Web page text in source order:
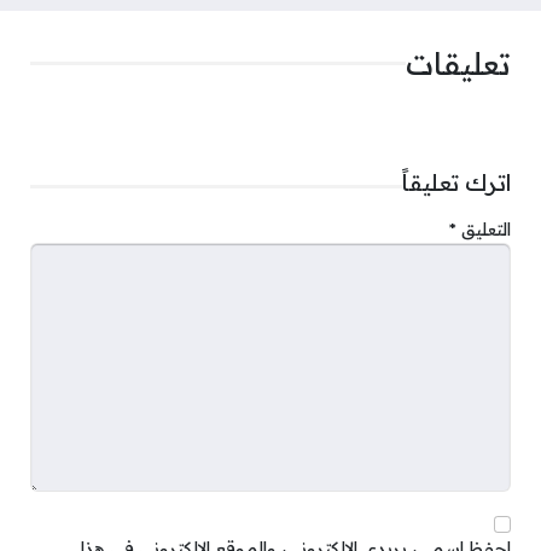
تعليقات
اترك تعليقاً
التعليق *